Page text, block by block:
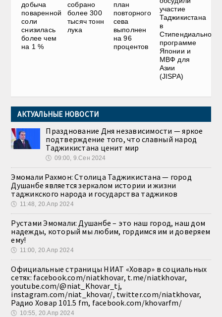
добыча
поваренной
соли
снизилась
более чем
на 1 %
собрано
более 300
тысяч тонн
лука
план
повторного
сева
выполнен
на 96
процентов
участие
Таджикистана
в
Стипендиальной
программе
Японии и
МВФ для
Азии
(JISPA)
АКТУАЛЬНЫЕ НОВОСТИ
Празднование Дня независимости — яркое
подтверждение того, что славный народ
Таджикистана ценит мир
🕔 09:00, 9.Сен 2024
Эмомали Рахмон: Столица Таджикистана — город
Душанбе является зеркалом истории и жизни
таджикского народа и государства таджиков
🕔 11:48, 20.Апр 2024
Рустами Эмомали: Душанбе – это наш город, наш дом
надежды, который мы любим, гордимся им и доверяем
ему!
🕔 11:00, 20.Апр 2024
Официальные страницы НИАТ «Ховар» в социальных
сетях: facebook.com/niatkhovar, t.me/niatkhovar,
youtube.com/@niat_Khovar_tj,
instagram.com/niat_khovar/, twitter.com/niatkhovar,
Радио Ховар 101.5 fm, facebook.com/khovarfm/
🕔 10:55, 20.Апр 2024